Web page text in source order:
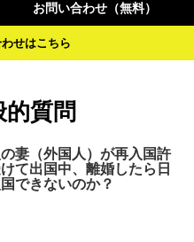
お問い合わせ（無料）
せはこちら
質問
の妻（外国人）が再入国許
て出国中、離婚したら日
できないのか？